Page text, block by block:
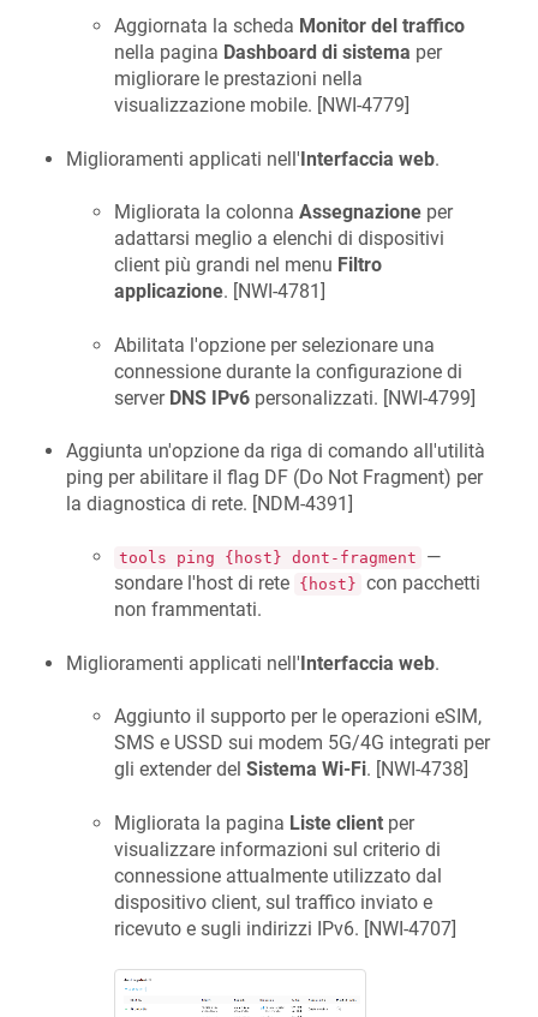
Aggiornata la scheda Monitor del traffico
nella pagina Dashboard di sistema per
migliorare le prestazioni nella
visualizzazione mobile. [NWI-4779]
Miglioramenti applicati nell'Interfaccia web.
Migliorata la colonna Assegnazione per
adattarsi meglio a elenchi di dispositivi
client più grandi nel menu Filtro
applicazione. [NWI-4781 ]
Abilitata l'opzione per selezionare una
connessione durante la configurazione di
server DNS IPv6 personalizzati. [NWI-4799]
Aggiunta un'opzione da riga di comando all'utilità
ping per abilitare il flag DF (Do Not Fragment) per
la diagnostica di rete. [NDM-4391]
tools ping {host} dont-fragment
—
sondare l'host di rete {host} con pacchetti
non frammentati.
Miglioramenti applicati nell'Interfaccia web.
Aggiunto il supporto per le operazioni eSIM,
SMS e USSD sui modem 5G/4G integrati per
gli extender del Sistema Wi-Fi. [NWI-4738]
Migliorata la pagina Liste client per
visualizzare informazioni sul criterio di
connessione attualmente utilizzato dal
dispositivo client, sul traffico inviato e
ricevuto e sugli indirizzi IPv6. [NWI-4707]